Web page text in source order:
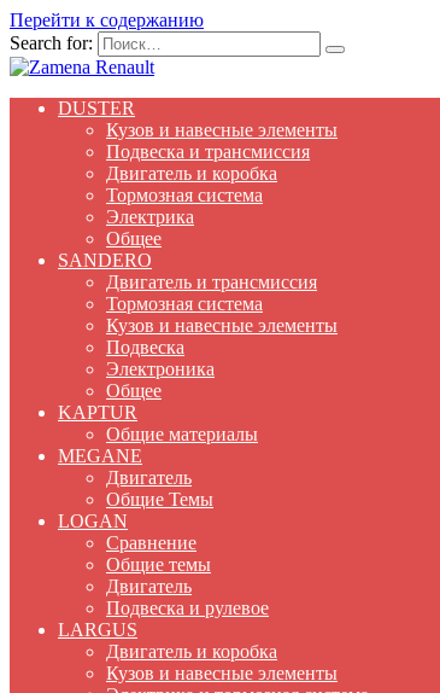
Перейти к содержанию
Search for:
DUSTER
Кузов и навесные элементы
Подвеска и трансмиссия
Двигатель и коробка
Тормозная система
Электрика
Общее
SANDERO
Двигатель и трансмиссия
Тормозная система
Кузов и навесные элементы
Подвеска
Электроника
Общее
KAPTUR
Общие материалы
MEGANE
Двигатель
Общие Темы
LOGAN
Сравнение
Общие темы
Двигатель
Подвеска и рулевое
LARGUS
Двигатель и коробка
Кузов и навесные элементы